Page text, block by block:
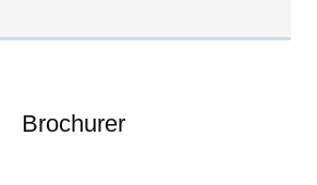
Brochurer